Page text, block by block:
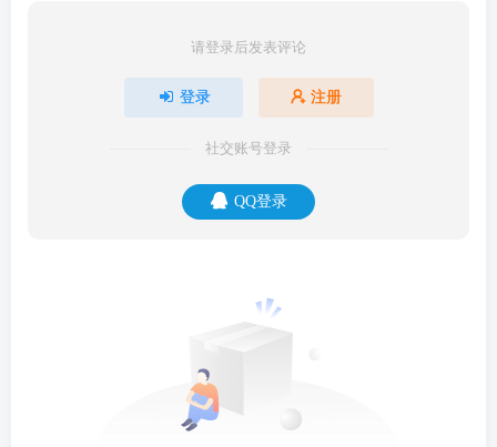
请登录后发表评论
登录 注册
社交账号登录
QQ登录